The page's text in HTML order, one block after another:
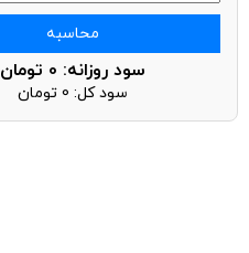
محاسبه
سود روزانه: 0 تومان
سود کل: 0 تومان